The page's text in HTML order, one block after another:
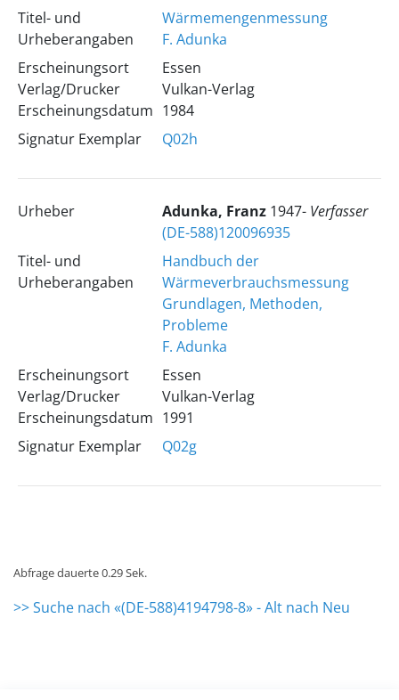
Titel- und
Urheberangaben
Wärmemengenmessung
F. Adunka
Erscheinungsort
Verlag/Drucker
Erscheinungsdatum
Essen
Vulkan-Verlag
1984
Signatur Exemplar
Q02h
Urheber Adunka, Franz 1947- Verfasser
(DE-588)120096935
Titel- und
Urheberangaben
Handbuch der
Wärmeverbrauchsmessung
Grundlagen, Methoden,
Probleme
F. Adunka
Erscheinungsort
Verlag/Drucker
Erscheinungsdatum
Essen
Vulkan-Verlag
1991
Signatur Exemplar
Q02g
Abfrage dauerte 0.29 Sek.
>> Suche nach «(DE-588)4194798-8» - Alt nach Neu